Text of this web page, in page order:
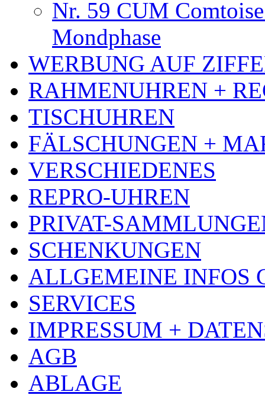
Nr. 59 CUM
Mondphase
WERBUNG AUF
RAHMENUHREN +
TISCHUHREN
FÄLSCHUNGEN +
VERSCHIEDENES
REPRO-UHREN
PRIVAT-
SCHENKUNGEN
ALLGEMEINE INFOS
SERVICES
IMPRESSUM +
AGB
ABLAGE